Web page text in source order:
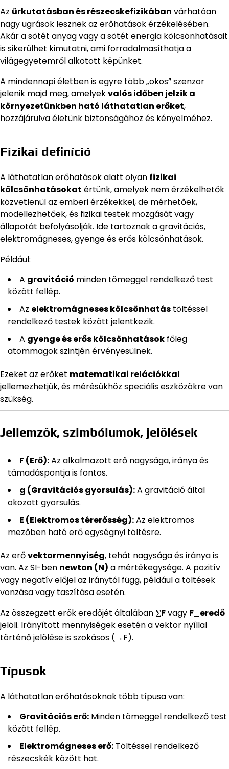
Az űrkutatásban és részecskefizikában várhatóan
nagy ugrások lesznek az erőhatások érzékelésében.
Akár a sötét anyag vagy a sötét energia kölcsönhatásait
is sikerülhet kimutatni, ami forradalmasíthatja a
világegyetemről alkotott képünket.
A mindennapi életben is egyre több „okos” szenzor
jelenik majd meg, amelyekvalós időben jelzik a
környezetünkben ható láthatatlan erőket,
hozzájárulva életünk biztonságához és kényelméhez.
Fizikai definíció
A láthatatlan erőhatások alatt olyan fizikai
kölcsönhatásokat értünk, amelyek nem érzékelhetők
közvetlenül az emberi érzékekkel, de mérhetőek,
modellezhetőek, és fizikai testek mozgását vagy
állapotát befolyásolják. Ide tartoznak a gravitációs,
elektromágneses, gyenge és erős kölcsönhatások.
Például:
A gravitáció minden tömeggel rendelkező test
között fellép.
Az elektromágneses kölcsönhatás töltéssel
rendelkező testek között jelentkezik.
A gyenge és erős kölcsönhatások főleg
atommagok szintjén érvényesülnek.
Ezeket az erőket matematikai relációkkal
jellemezhetjük, és mérésükhöz speciális eszközökre van
szükség.
Jellemzők, szimbólumok, jelölések
F (Erő):Az alkalmazott erő nagysága, iránya és
támadáspontja is fontos.
g (Gravitációs gyorsulás):A gravitáció által
okozott gyorsulás.
E (Elektromos térerősség):Az elektromos
mezőben ható erő egységnyi töltésre.
Az erővektormennyiség, tehát nagysága és iránya is
van. Az SI-ben newton (N) a mértékegysége. A pozitív
vagy negatív előjel az iránytól függ, például a töltések
vonzása vagy taszítása esetén.
Az összegzett erők eredőjét általában ∑Fvagy F_eredő
jelöli. Irányított mennyiségek esetén a vektor nyíllal
történő jelölése is szokásos (→F).
Típusok
A láthatatlan erőhatásoknak több típusa van:
Gravitációs erő: Minden tömeggel rendelkező test
között fellép.
Elektromágneses erő: Töltéssel rendelkező
részecskék között hat.